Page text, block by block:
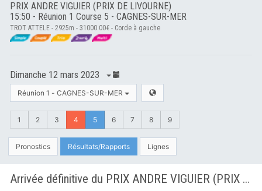
PRIX ANDRE VIGUIER (PRIX DE LIVOURNE)
15:50 - Réunion 1 Course 5 - CAGNES-SUR-MER
TROT ATTELE - 2925m - 31000.00€ - Corde à gauche
Dimanche 12 mars 2023
Réunion 1 - CAGNES-SUR-MER
1 2 3 4 5 6 7 8 9
Pronostics Résultats/Rapports Lignes
Arrivée définitive du PRIX ANDRE VIGUIER (PRIX DE LIVOURNE) à CAGNES-SUR-MER